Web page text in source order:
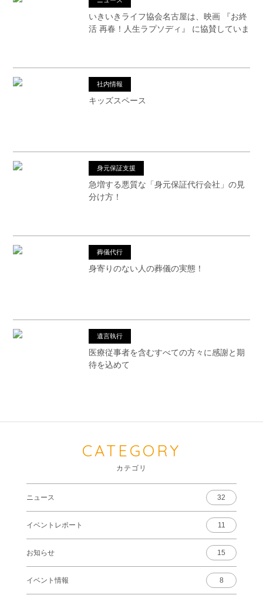
いきいきライフ協会名古屋は、映画 『お終
活 再春！人生ラプソディ』 に協賛していま
社内情報
キッズスペース
身元保証支援
急増する悪質な「身元保証代行会社」の見
分け方！
葬儀代行
身寄りのない人の葬儀の実態！
遺言執行
医療従事者を含むすべての方々に感謝と期
待を込めて
CATEGORY
カテゴリ
ニュース 32
イベントレポート 11
お知らせ 15
イベント情報 8